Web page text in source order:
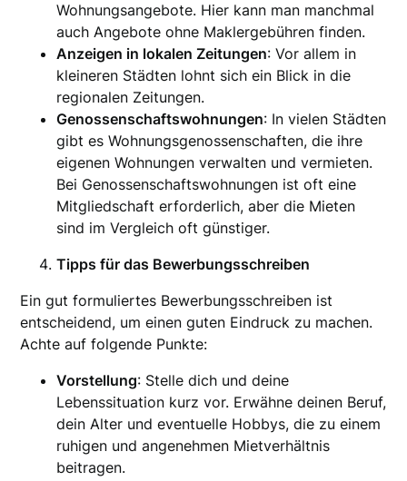
Wohnungsangebote. Hier kann man manchmal
auch Angebote ohne Maklergebühren finden.
Anzeigen in lokalen Zeitungen: Vor allem in
kleineren Städten lohnt sich ein Blick in die
regionalen Zeitungen.
Genossenschaftswohnungen: In vielen Städten
gibt es Wohnungsgenossenschaften, die ihre
eigenen Wohnungen verwalten und vermieten.
Bei Genossenschaftswohnungen ist oft eine
Mitgliedschaft erforderlich, aber die Mieten
sind im Vergleich oft günstiger.
Tipps für das Bewerbungsschreiben
Ein gut formuliertes Bewerbungsschreiben ist
entscheidend, um einen guten Eindruck zu machen.
Achte auf folgende Punkte:
Vorstellung: Stelle dich und deine
Lebenssituation kurz vor. Erwähne deinen Beruf,
dein Alter und eventuelle Hobbys, die zu einem
ruhigen und angenehmen Mietverhältnis
beitragen.